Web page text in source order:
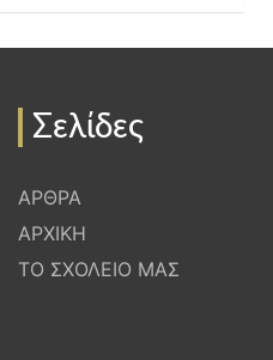
Σελίδες
ΑΡΘΡΑ
ΑΡΧΙΚΗ
ΤΟ ΣΧΟΛΕΙΟ ΜΑΣ